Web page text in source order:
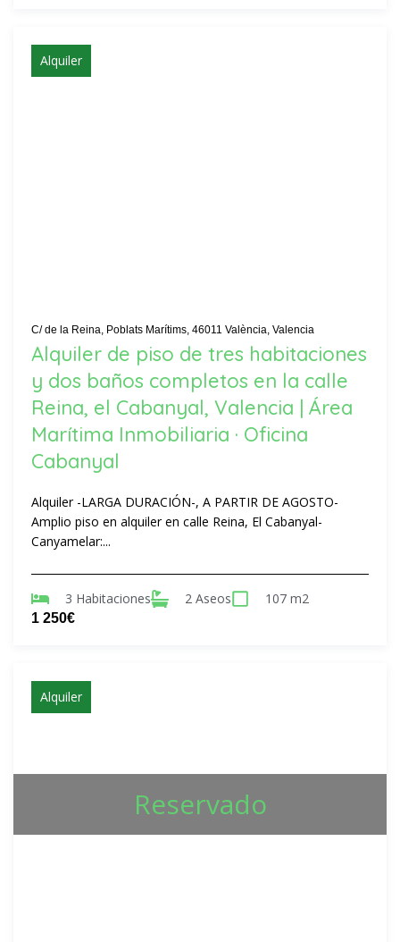
Alquiler
C/ de la Reina, Poblats Marítims, 46011 València, Valencia
Alquiler de piso de tres habitaciones
y dos baños completos en la calle
Reina, el Cabanyal, Valencia | Área
Marítima Inmobiliaria · Oficina
Cabanyal
Alquiler -LARGA DURACIÓN-, A PARTIR DE AGOSTO-
Amplio piso en alquiler en calle Reina, El Cabanyal-
Canyamelar:...
3 Habitaciones 2 Aseos 107 m2
1 250€
Alquiler
Reservado